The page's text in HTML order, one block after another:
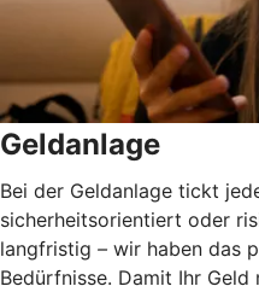
Geldanlage
Bei der Geldanlage tickt
sicherheitsorientiert oder
langfristig – wir haben das
Bedürfnisse. Damit Ihr